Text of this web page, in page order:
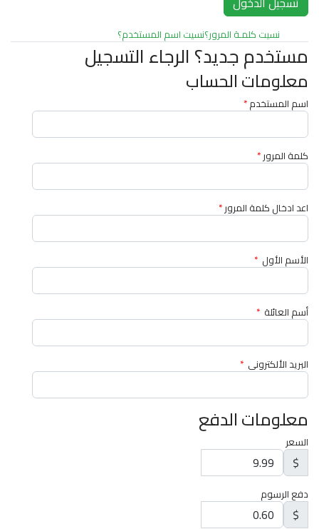
نسيت كلمـة المرور؟نسيت اسم المستخدم؟
مستخدم جديد؟ الرجاء التسجيل
معلومات الحساب
اسم المستخدم*
كلمة المرور*
اعد ادخال كلمة المرور*
الأسم الأول *
أسم العائلة *
البريد الألكتروني *
معلومات الدفع
السعر
$
دفع الرسوم
$